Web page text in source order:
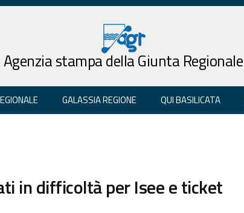
Agenzia stampa della Giunta Regionale
GALASSIA REGIONE QUI BASILICATA
in difficoltà per Isee e ticket